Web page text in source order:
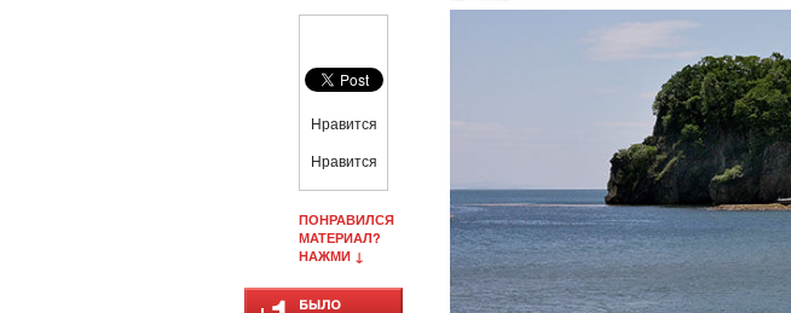
Нравится
Нравится
ПОНРАВИЛСЯ
МАТЕРИАЛ?
НАЖМИ ↓